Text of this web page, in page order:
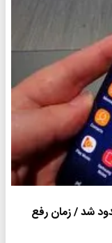
شد / زمان رفع